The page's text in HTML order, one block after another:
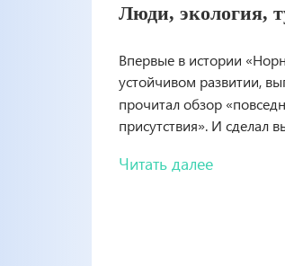
Люди, экология,
Впервые в истории
устойчивом развитии,
прочитал обзор
присутствия». И сделал
Читать далее